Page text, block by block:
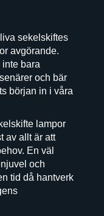
sekelskiftes
avgörande.
bara
och bär
början in i våra
lampor
av allt är att
En väl
och
tid då hantverk